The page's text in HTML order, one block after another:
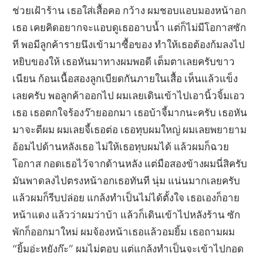
ช่วยเฝ้าร้าน เธอใส่เสื้อคอ กว้าง ผมชอบแอบมองหน้าอก
เธอ เคยคิดอยากจะแอบดูเธออาบน้ำ แต่ก็ไม่มีโอกาสซัก
ที พอมีลูกค้ารายนึงเข้ามาซื้อของ ทำให้เธอต้องก้มลงไป
หยิบของให้ เธอหันมาทางผมพอดี เต็มตาเลยครับขาว
เนียน ก้อนเนื้อสองลูกเบียดกันภายในเสื้อ เห็นแล้วแข็ง
เลยครับ พอลูกค้าออกไป ผมเลยเดินเข้าไปเอานิ้วจิ้มเอว
เธอ เธอตกใจร้องว๊ายออกมา เธอบ้าจี้มากนะครับ เธอหัน
มาจะตีผม ผมเลยจี้เธอต่อ เธอทุบผมใหญ่ ผมเลยพยายาม
อ้อมไปด้านหลังเธอ ไม่ให้เธอทุบผมได้ แล้วผมก็ฉวย
โอกาส กอดเธอไว้จากด้านหลัง แต่มือสองข้างผมนี่สิครับ
มันพาดลงไปตรงหน้าอกเธอทันที นุ่ม แน่นมากเลยครับ
แล้วผมก็รีบปล่อย แกล้งทำเป็นไม่ได้ตั้งใจ เธอเองก็อาย
หน้าแดง แล้วว่าผมว่าบ้า แล้วก็เดินเข้าไปหลังร้าน ซัก
พักก็ออกมาใหม่ ผมจ้องหน้าเธอแล้วอมยิ้ม เธอถามผม
“ยิ้มอ่ะหยังก๊ะ” ผมไม่ตอบ แต่แกล้งทำเป็นจะเข้าไปกอด